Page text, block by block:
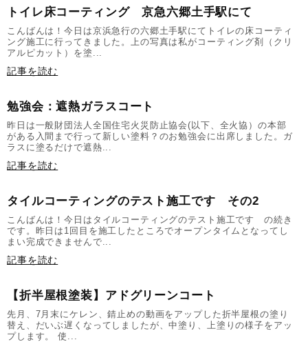
トイレ床コーティング 京急六郷土手駅にて
こんばんは！今日は京浜急行の六郷土手駅にてトイレの床コーティ
ング施工に行ってきました。上の写真は私がコーティング剤（クリ
アルピカット）を塗...
記事を読む
勉強会：遮熱ガラスコート
昨日は一般財団法人全国住宅火災防止協会(以下、全火協）の本部
がある入間まで行って新しい塗料？のお勉強会に出席しました。ガ
ラスに塗るだけで遮熱...
記事を読む
タイルコーティングのテスト施工です その2
こんばんは！今日はタイルコーティングのテスト施工です の続き
です。昨日は1回目を施工したところでオープンタイムとなってし
まい完成できませんで...
記事を読む
【折半屋根塗装】アドグリーンコート
先月、7月末にケレン、錆止めの動画をアップした折半屋根の塗り
替え、だいぶ遅くなってしましたが、中塗り、上塗りの様子をアッ
プします。 使...